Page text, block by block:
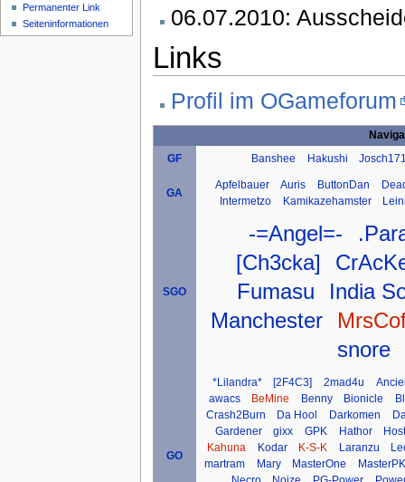
06.07.2010:
Links
Profil im OGameforum
GF
Banshee Hakushi
GA
Apfelbauer Auris ButtonDan
Intermetzo
Kamikazehamster
SGO
-=Angel=-
[Ch3cka]
Fumasu
India
Manchester
snore
GO
*Lilandra* [2F4C3] 2mad4u
awacs
BeMine Benny Bionicle
Crash2Burn
Da Hool Darkomen
Gardener
gixx GPK Hathor
Kahuna
Kodar K-S-K Laranzu
martram
Mary MasterOne
MasterPK
Permanenter Link
Seiteninformationen